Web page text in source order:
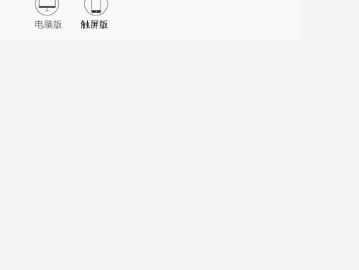
电脑版 触屏版